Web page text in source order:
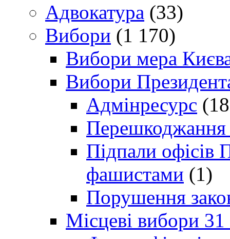
Адвокатура (33)
Вибори (1 170)
Вибори мера
Вибори
Адмінресурс
Перешкоджання
Підпали офісів
фашистами (1)
Порушення
Місцеві вибори